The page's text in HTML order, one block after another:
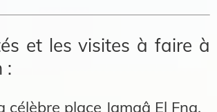
et les visites à faire à
:
célèbre place Jamaâ El Fna.